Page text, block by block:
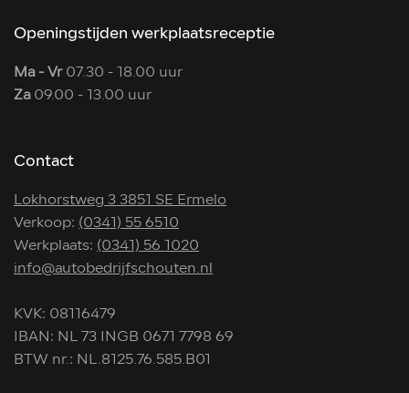
Openingstijden werkplaatsreceptie
Ma - Vr 07.30 - 18.00 uur
Za 09.00 - 13.00 uur
Contact
Lokhorstweg 3 3851 SE Ermelo
Verkoop: (0341) 55 6510
Werkplaats: (0341) 56 1020
info@autobedrijfschouten.nl
KVK: 08116479
IBAN: NL 73 INGB 0671 7798 69
BTW nr.: NL.8125.76.585.B01